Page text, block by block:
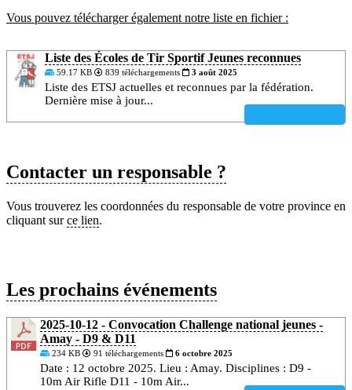
Vous pouvez télécharger également notre liste en fichier :
Liste des Écoles de Tir Sportif Jeunes reconnues
59.17 KB 839 téléchargements 3 août 2025
Liste des ETSJ actuelles et reconnues par la fédération.
Dernière mise à jour...
Contacter un responsable ?
Vous trouverez les coordonnées du responsable de votre province en
cliquant surce lien.
Les prochains événements
2025-10-12 - Convocation Challenge national jeunes -
Amay - D9 & D11
234 KB 91 téléchargements 6 octobre 2025
Date : 12 octobre 2025. Lieu : Amay. Disciplines : D9 -
10m Air Rifle D11 - 10m Air...